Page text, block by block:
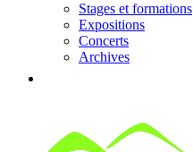
Stages et formations
Expositions
Concerts
Archives